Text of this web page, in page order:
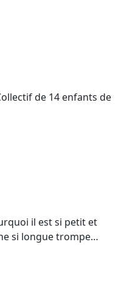
de 14 enfants de
il est si petit et
si longue trompe…